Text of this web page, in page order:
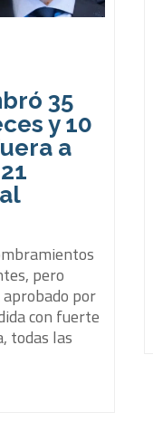
35
y 10
a
pero
por
con fuerte
todas las